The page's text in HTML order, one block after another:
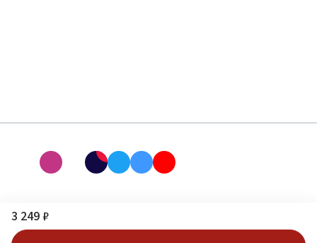
3 249 ₽